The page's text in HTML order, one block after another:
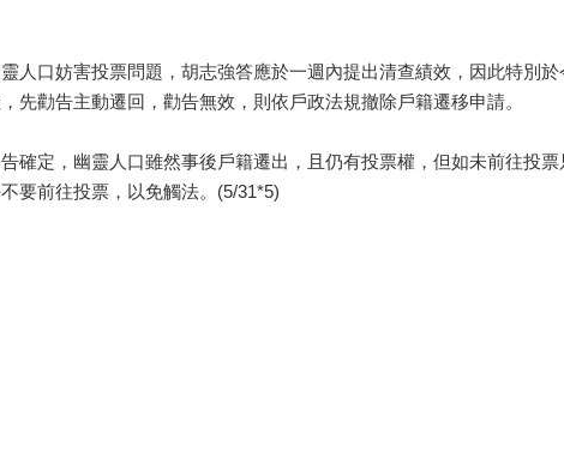
人口妨害投票問題，胡志強答應於一週內提出清查績效，因此特別
先勸告主動遷回，勸告無效，則依戶政法規撤除戶籍遷移申請。
確定，幽靈人口雖然事後戶籍遷出，且仍有投票權，但如未前往投
要前往投票，以免觸法。(5/31*5)